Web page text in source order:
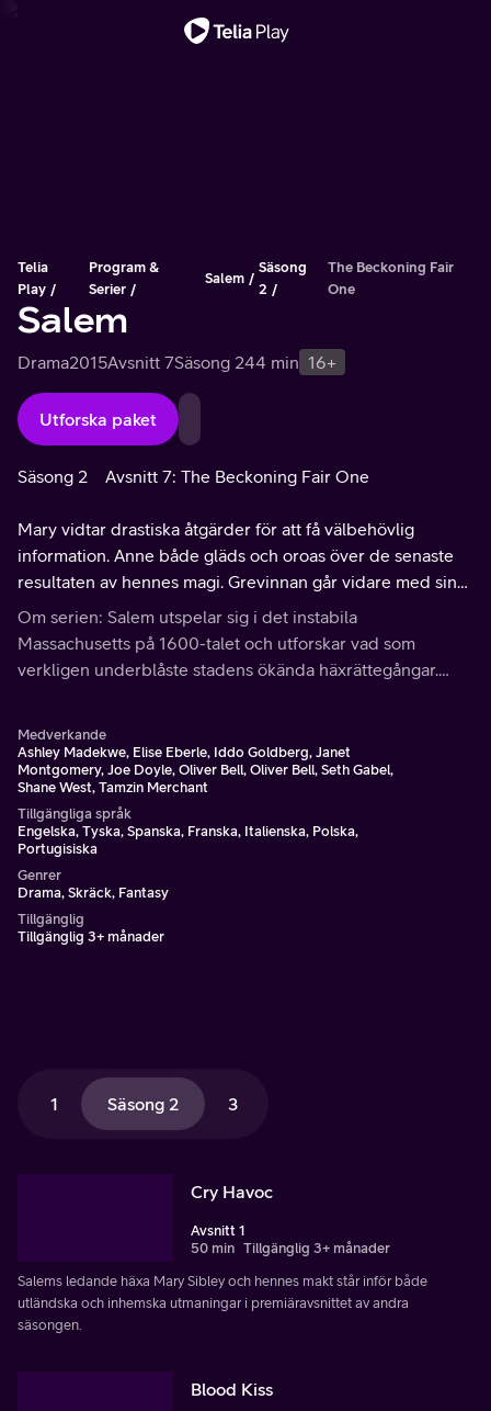
Telia
Play
Program &
Serier
Salem
Säsong
2
The Beckoning Fair
One
Salem
Drama2015Avsnitt 7Säsong 244 min 16+
Utforska paket
Säsong 2 Avsnitt 7: The Beckoning Fair One
Mary vidtar drastiska åtgärder för att få välbehövlig
information. Anne både gläds och oroas över de senaste
resultaten av hennes magi. Grevinnan går vidare med sina
planer, och får på samma gång en ny allierad och gör en ny
upptäckt.
Om serien: Salem utspelar sig i det instabila
Massachusetts på 1600-talet och utforskar vad som
verkligen underblåste stadens ökända häxrättegångar.
Medverkande
Ashley Madekwe, Elise Eberle, Iddo Goldberg, Janet
Montgomery, Joe Doyle, Oliver Bell, Oliver Bell, Seth Gabel,
Shane West, Tamzin Merchant
Tillgängliga språk
Engelska, Tyska, Spanska, Franska, Italienska, Polska,
Portugisiska
Genrer
Drama, Skräck, Fantasy
Tillgänglig
Tillgänglig 3+ månader
1 Säsong 2 3
Cry Havoc
Avsnitt 1
50 min Tillgänglig 3+ månader
Salems ledande häxa Mary Sibley och hennes makt står inför både
utländska och inhemska utmaningar i premiäravsnittet av andra
säsongen.
Blood Kiss